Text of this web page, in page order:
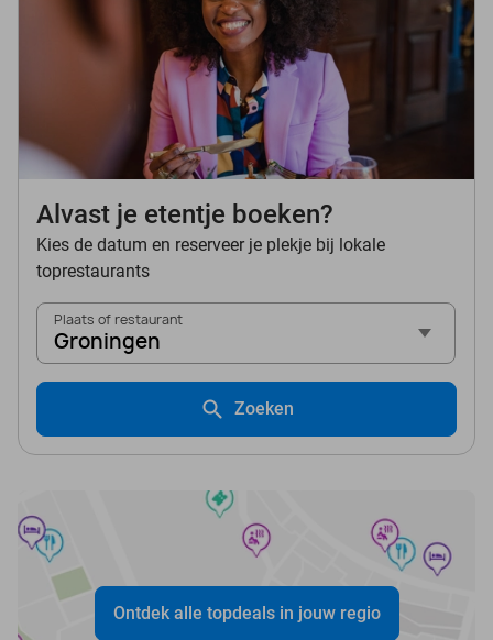
Alvast je etentje boeken?
Kies de datum en reserveer je plekje bij lokale
toprestaurants
Plaats of restaurant
Groningen
Zoeken
Ontdek alle topdeals in jouw regio